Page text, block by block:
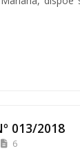
013/2018
6